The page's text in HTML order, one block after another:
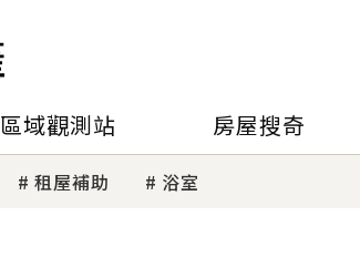
區域觀測站 房屋搜奇
租屋補助 浴室